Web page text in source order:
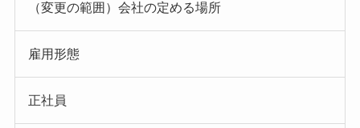
（変更の範囲）会社の定める場所
雇用形態
正社員